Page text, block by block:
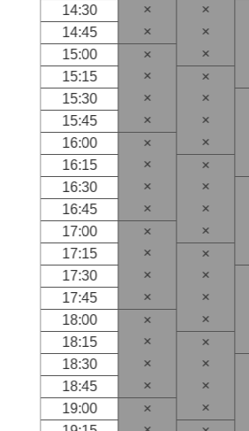
14:30
× ×
14:45
× ×
15:00
× ×
15:15
× ×
15:30
× ×
15:45
× ×
16:00
× ×
16:15
× ×
16:30
× ×
16:45
× ×
17:00
× ×
17:15
× ×
17:30
× ×
17:45
× ×
18:00
× ×
18:15
× ×
18:30
× ×
18:45
× ×
19:00
× ×